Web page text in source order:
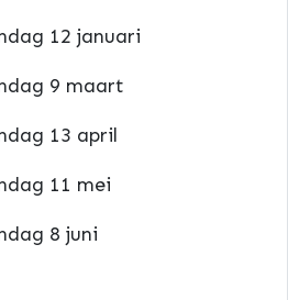
12 januari
9 maart
13 april
11 mei
8 juni